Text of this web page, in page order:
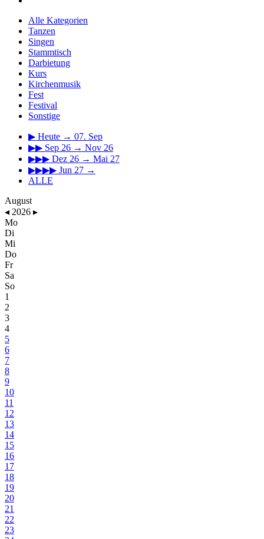
Alle Kategorien
Tanzen
Singen
Stammtisch
Darbietung
Kurs
Kirchenmusik
Fest
Festival
Sonstige
▶ Heute → 07. Sep
▶▶ Sep 26 → Nov 26
▶▶▶ Dez 26 → Mai 27
▶▶▶▶ Jun 27 →
ALLE
August
◂ 2026 ▸
Mo
Di
Mi
Do
Fr
Sa
So
1
2
3
4
5
6
7
8
9
10
11
12
13
14
15
16
17
18
19
20
21
22
23